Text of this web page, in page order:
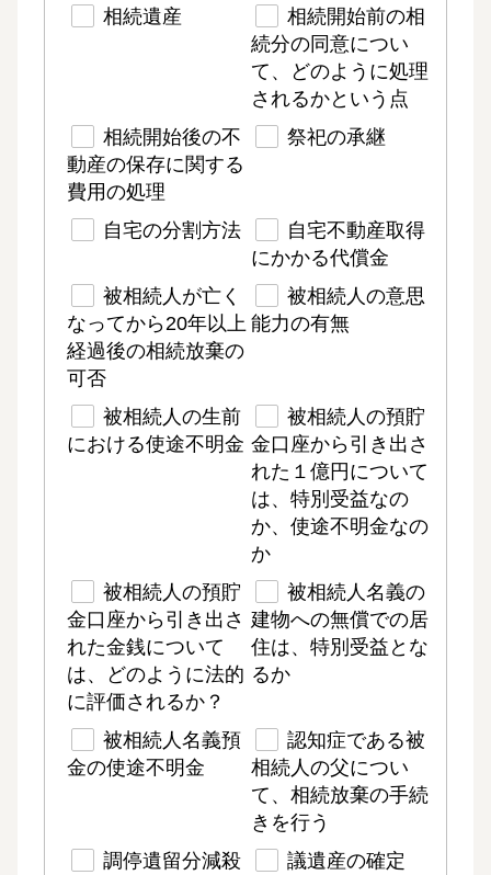
相続遺産
相続開始前の相
続分の同意につい
て、どのように処理
されるかという点
相続開始後の不
動産の保存に関する
費用の処理
祭祀の承継
自宅の分割方法
自宅不動産取得
にかかる代償金
被相続人が亡く
なってから20年以上
経過後の相続放棄の
可否
被相続人の意思
能力の有無
被相続人の生前
における使途不明金
被相続人の預貯
金口座から引き出さ
れた１億円について
は、特別受益なの
か、使途不明金なの
か
被相続人の預貯
金口座から引き出さ
れた金銭について
は、どのように法的
に評価されるか？
被相続人名義の
建物への無償での居
住は、特別受益とな
るか
被相続人名義預
金の使途不明金
認知症である被
相続人の父につい
て、相続放棄の手続
きを行う
調停遺留分減殺
議遺産の確定